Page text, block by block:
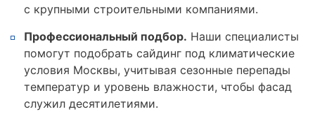
с крупными строительными компаниями.
Профессиональный подбор. Наши специалисты
помогут подобрать сайдинг под климатические
условия Москвы, учитывая сезонные перепады
температур и уровень влажности, чтобы фасад
служил десятилетиями.